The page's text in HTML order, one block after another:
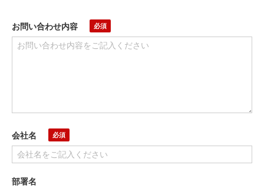
お問い合わせ内容
会社名
部署名